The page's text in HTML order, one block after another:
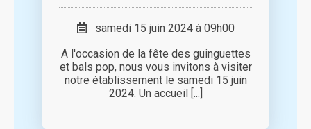
samedi 15 juin 2024 à 09h00
A l'occasion de la fête des guinguettes
et bals pop, nous vous invitons à visiter
notre établissement le samedi 15 juin
2024. Un accueil [...]